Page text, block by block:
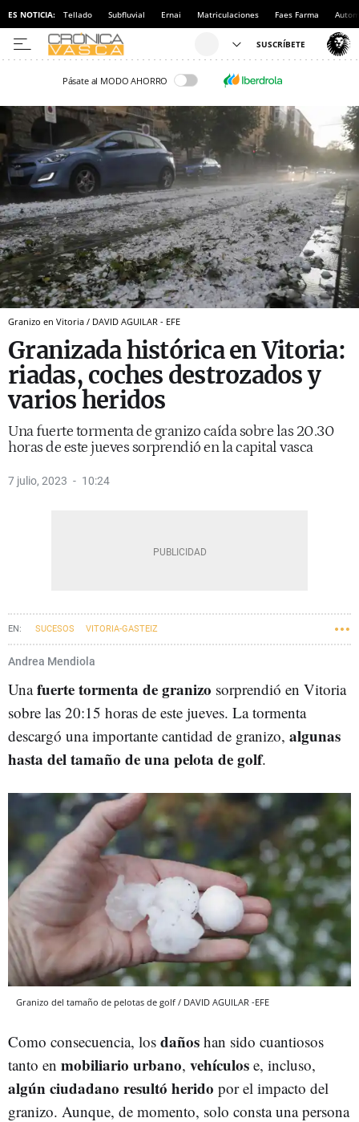
ES NOTICIA: Tellado Subfluvial Ernai Matriculaciones Faes Farma
Pásate al MODO AHORRO
Granizo en Vitoria / DAVID AGUILAR - EFE
Granizada histórica en Vitoria:
riadas, coches destrozados y
varios heridos
Una fuerte tormenta de granizo caída sobre las 20.30
horas de este jueves sorprendió en la capital vasca
7 julio, 2023 10:24
SUCESOS VITORIA-GASTEIZ
Andrea Mendiola
Unafuerte tormenta de granizo sorprendió en Vitoria
sobre las 20:15 horas de este jueves. La tormenta
descargó una importante cantidad de granizo, algunas
hasta del tamaño de una pelota de golf.
Granizo del tamaño de pelotas de golf / DAVID AGUILAR -EFE
Como consecuencia, los daños han sido cuantiosos
tanto en mobiliario urbano, vehículos e, incluso,
algún ciudadano resultó herido por el impacto del
granizo. Aunque, de momento, solo consta una persona